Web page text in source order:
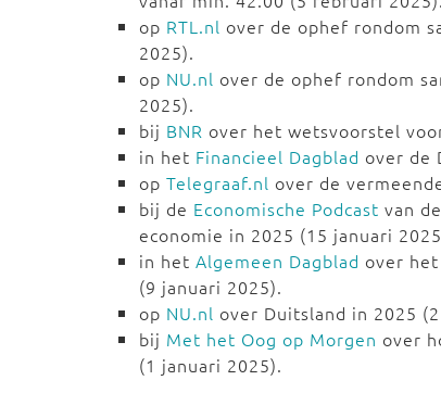
op RTL.nl over de ophef rondom
2025).
op NU.nl over de ophef rondom
2025).
bij BNR over het wetsvoorstel
in het Financieel Dagblad over de
op Telegraaf.nl over de
bij de Economische Podcast van
economie in 2025 (15 januari
in het Algemeen Dagblad over
(9 januari 2025).
op NU.nl over Duitsland in 2025
bij Met het Oog op Morgen over
(1 januari 2025).